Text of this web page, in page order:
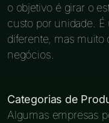
o objetivo é girar o
custo por unidade.
diferente, mas
negócios.
Categorias de
Algumas empresas